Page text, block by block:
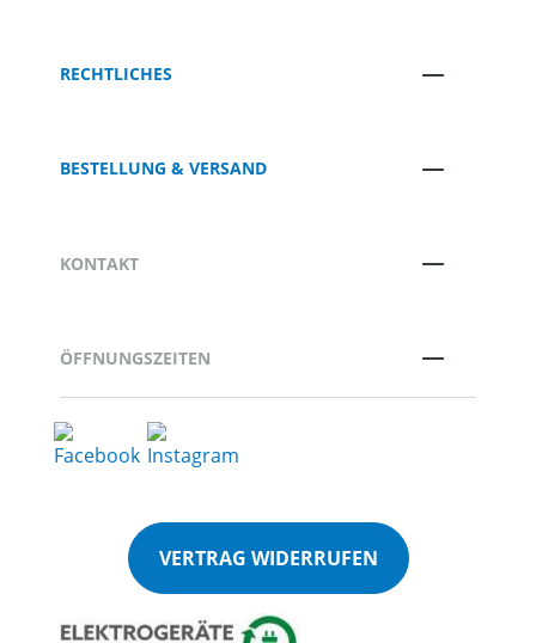
RECHTLICHES
BESTELLUNG & VERSAND
KONTAKT
ÖFFNUNGSZEITEN
VERTRAG WIDERRUFEN